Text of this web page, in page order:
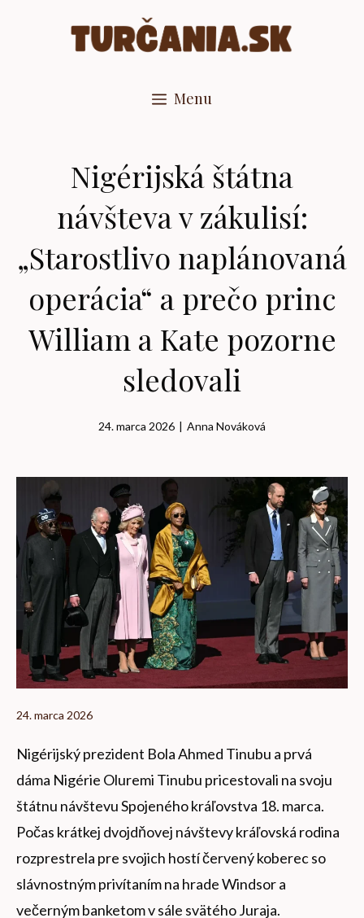
Menu
Nigérijská štátna
návšteva v zákulisí:
„Starostlivo naplánovaná
operácia“ a prečo princ
William a Kate pozorne
sledovali
24. marca 2026 | Anna Nováková
24. marca 2026
Nigérijský prezident Bola Ahmed Tinubu a prvá
dáma Nigérie Oluremi Tinubu pricestovali na svoju
štátnu návštevu Spojeného kráľovstva 18. marca.
Počas krátkej dvojdňovej návštevy kráľovská rodina
rozprestrela pre svojich hostí červený koberec so
slávnostným privítaním na hrade Windsor a
večerným banketom v sále svätého Juraja.